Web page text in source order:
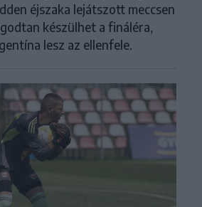
éjszaka lejátszott meccsen
készülhet a fináléra,
lesz az ellenfele.